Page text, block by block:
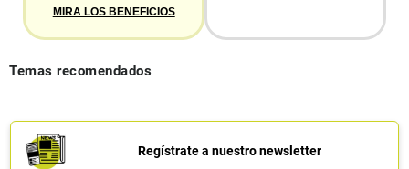
MIRA LOS BENEFICIOS
Temas recomendados
Regístrate a nuestro newsletter